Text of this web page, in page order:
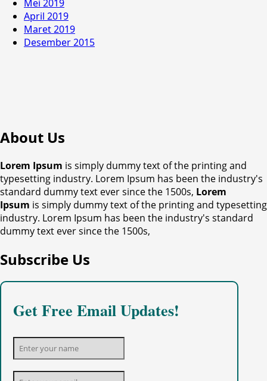
Mei 2019
April 2019
Maret 2019
Desember 2015
About Us
Lorem Ipsum is simply dummy text of the printing and
typesetting industry. Lorem Ipsum has been the industry's
standard dummy text ever since the 1500s, Lorem
Ipsum is simply dummy text of the printing and typesetting
industry. Lorem Ipsum has been the industry's standard
dummy text ever since the 1500s,
Subscribe Us
Get Free Email Updates!